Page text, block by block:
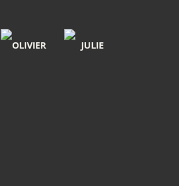
OLIVIER JULIE